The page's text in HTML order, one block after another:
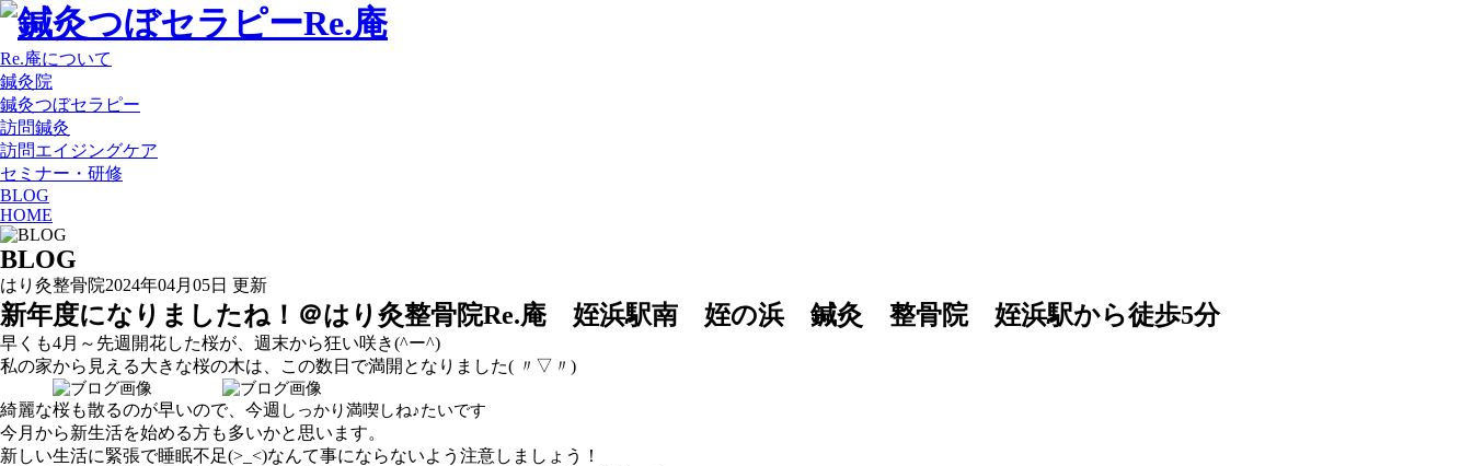
Re.庵について
鍼灸院
鍼灸つぼセラピー
訪問鍼灸
訪問エイジングケア
セミナー・研修
BLOG
HOME
BLOG
はり灸整骨院2024年04月05日 更新
新年度になりましたね！＠はり灸整骨院Re.庵 姪浜駅南 姪の浜 鍼灸 整骨院 姪浜駅から徒歩5分
早くも4月～先週開花した桜が、週末から狂い咲き(^ー^)
私の家から見える大きな桜の木は、この数日で満開となりました( 〃▽〃)
綺麗な桜も散るのが早いので、今週 しっかり満喫しね♪たいです
今月から新生活を始める方も多いかと思います。
新しい生活に緊張で睡眠不足(>_<)なんて事にならないよう注意しましょう！